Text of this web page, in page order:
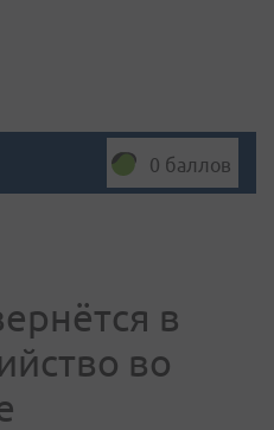
0 баллов
в
во